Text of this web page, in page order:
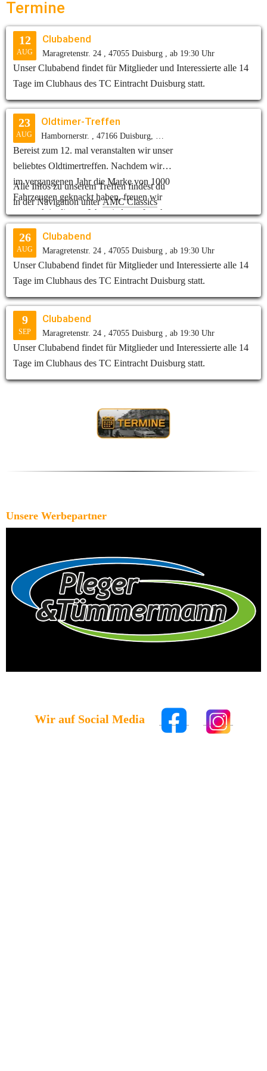
NLS8 und NLS9 auf dem Programm.
Erfolg und freut sich auf das nächste
spannende Rennen.
Termine
12
AUG
Clubabend
Maragretenstr. 24 , 47055 Duisburg , ab 19:30 Uhr
Unser Clubabend findet für Mitglieder und Interessierte alle 14
Tage im Clubhaus des TC Eintracht Duisburg statt.
23
AUG
Oldtimer-Treffen
Bereist zum 12. mal veranstalten wir unser
beliebtes Oldtimertreffen. Nachdem wir
im vergangenen Jahr die Marke von 1000
Fahrzeugen geknackt haben, freuen wir
uns auch in diesem Jahr wieder auf euch.
Alle Infos zu unserem Treffen findest du
in der Navigation unterAMC Classics
26
AUG
Clubabend
Maragretenstr. 24 , 47055 Duisburg , ab 19:30 Uhr
Unser Clubabend findet für Mitglieder und Interessierte alle 14
Tage im Clubhaus des TC Eintracht Duisburg statt.
9
SEP
Clubabend
Maragretenstr. 24 , 47055 Duisburg , ab 19:30 Uhr
Unser Clubabend findet für Mitglieder und Interessierte alle 14
Tage im Clubhaus des TC Eintracht Duisburg statt.
Unsere Werbepartner
Wir auf Social Media